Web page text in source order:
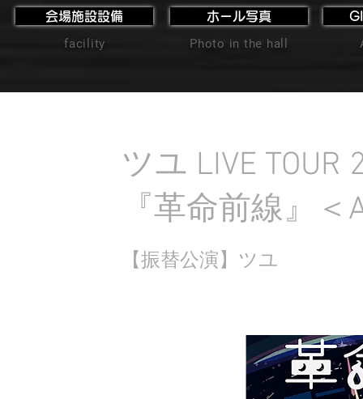
会場施設設備
facility
ホール写真
Photo in the hall
ツユ LIVE TOUR
『革命前線』
【振替公演】ツユ